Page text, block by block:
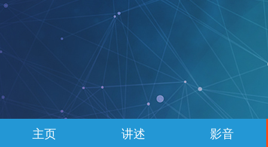
主页 讲述 影音